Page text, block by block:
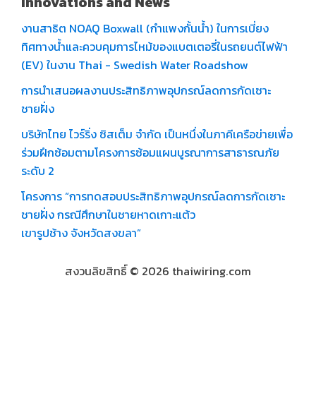
งานสาธิต NOAQ Boxwall (กำแพงกั้นน้ำ) ในการเบี่ยง
ทิศทางน้ำและควบคุมการไหม้ของแบตเตอรี่ในรถยนต์ไฟฟ้า
(EV) ในงาน Thai - Swedish Water Roadshow
การนำเสนอผลงานประสิทธิภาพอุปกรณ์ลดการกัดเซาะ
ชายฝั่ง
บริษัทไทย ไวร์ริ่ง ซิสเต็ม จำกัด เป็นหนึ่งในภาคีเครือข่ายเพื่อ
ร่วมฝึกซ้อมตามโครงการซ้อมแผนบูรณาการสาธารณภัย
ระดับ 2
โครงการ “การทดสอบประสิทธิภาพอุปกรณ์ลดการกัดเซาะ
ชายฝั่ง กรณีศึกษาในชายหาดเกาะแต้ว
เขารูปช้าง จังหวัดสงขลา”
สงวนลิขสิทธิ์ © 2026 thaiwiring.com